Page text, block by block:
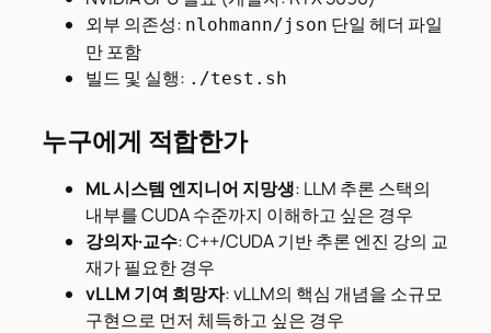
외부 의존성: nlohmann/json 단일 헤더 파일
만 포함
빌드 및 실행: ./test.sh
누구에게 적합한가
ML 시스템 엔지니어 지망생: LLM 추론 스택의
내부를 CUDA 수준까지 이해하고 싶은 경우
강의자·교수: C++/CUDA 기반 추론 엔진 강의 교
재가 필요한 경우
vLLM 기여 희망자: vLLM의 핵심 개념을 소규모
구현으로 먼저 체득하고 싶은 경우